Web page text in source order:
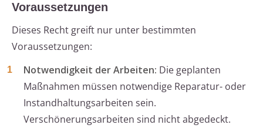
Voraussetzungen
Dieses Recht greift nur unter bestimmten
Voraussetzungen:
Notwendigkeit der Arbeiten: Die geplanten
Maßnahmen müssen notwendige Reparatur- oder
Instandhaltungsarbeiten sein.
Verschönerungsarbeiten sind nicht abgedeckt.